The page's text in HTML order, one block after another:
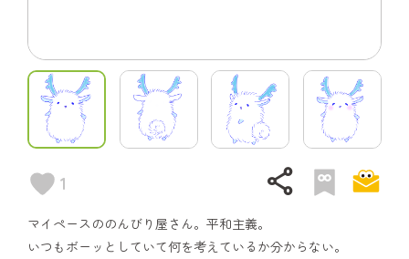
1 share
マイペースののんびり屋さん。平和主義。
いつもボーッとしていて何を考えているか分からない。